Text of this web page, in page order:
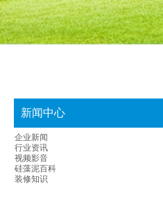
新闻中心
企业新闻
行业资讯
视频影音
硅藻泥百科
装修知识